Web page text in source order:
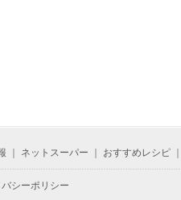
ネットスーパー おすすめレシピ
シーポリシー